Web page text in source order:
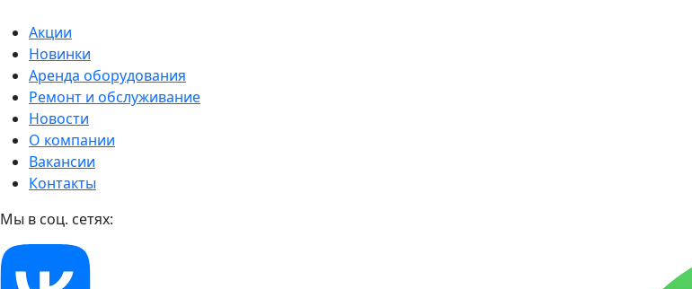
Акции
Новинки
Аренда оборудования
Ремонт и обслуживание
Новости
О компании
Вакансии
Контакты
Мы в соц. сетях: